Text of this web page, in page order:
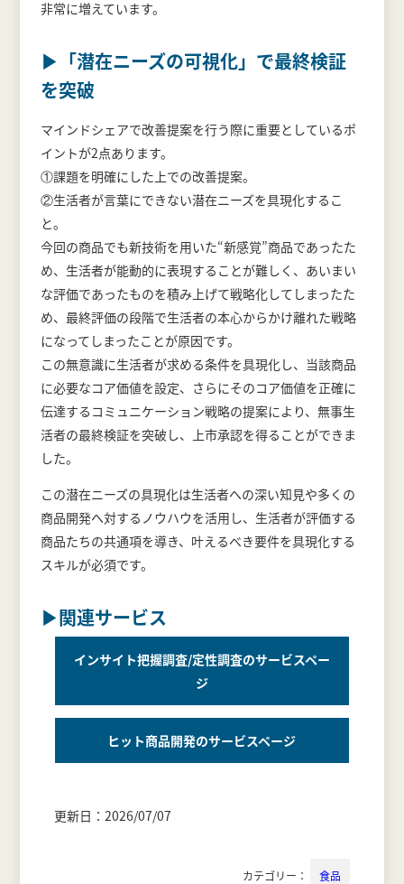
非常に増えています。
▶「潜在ニーズの可視化」で最終検証
を突破
マインドシェアで改善提案を行う際に重要としているポ
イントが2点あります。
①課題を明確にした上での改善提案。
②生活者が言葉にできない潜在ニーズを具現化するこ
と。
今回の商品でも新技術を用いた“新感覚”商品であったた
め、生活者が能動的に表現することが難しく、あいまい
な評価であったものを積み上げて戦略化してしまったた
め、最終評価の段階で生活者の本心からかけ離れた戦略
になってしまったことが原因です。
この無意識に生活者が求める条件を具現化し、当該商品
に必要なコア価値を設定、さらにそのコア価値を正確に
伝達するコミュニケーション戦略の提案により、無事生
活者の最終検証を突破し、上市承認を得ることができま
した。
この潜在ニーズの具現化は生活者への深い知見や多くの
商品開発へ対するノウハウを活用し、生活者が評価する
商品たちの共通項を導き、叶えるべき要件を具現化する
スキルが必須です。
▶関連サービス
インサイト把握調査/定性調査のサービスペー
ジ
ヒット商品開発のサービスページ
更新日：2026/07/07
カテゴリー： 食品